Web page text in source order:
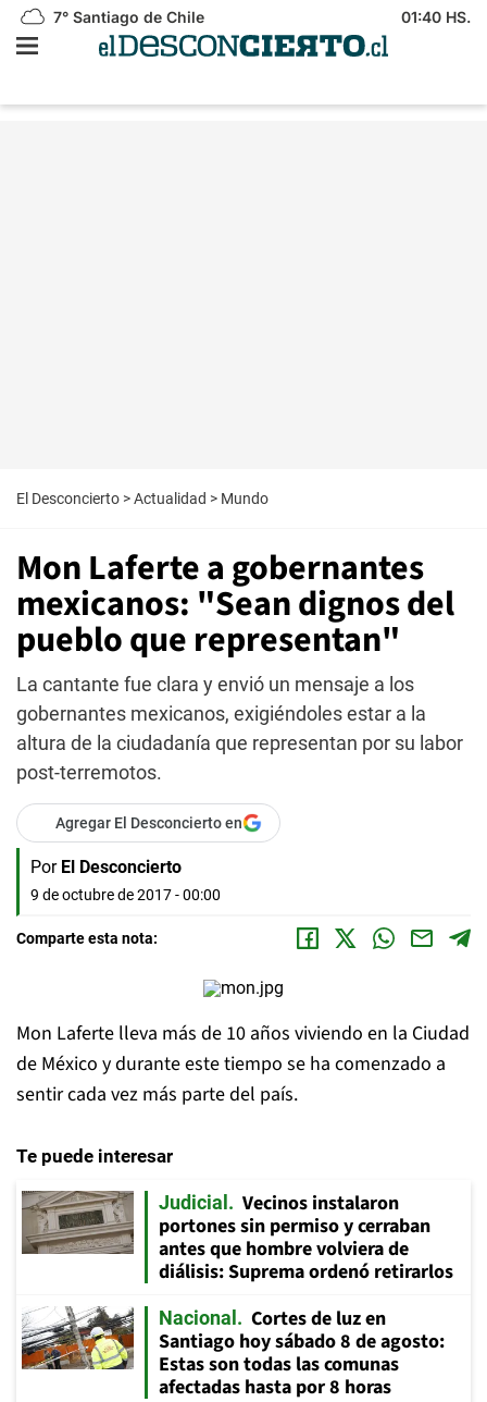
7° Santiago de Chile 01:40 HS.
El Desconcierto >Actualidad > Mundo
Mon Laferte a gobernantes
mexicanos: "Sean dignos del
pueblo que representan"
La cantante fue clara y envió un mensaje a los
gobernantes mexicanos, exigiéndoles estar a la
altura de la ciudadanía que representan por su labor
post-terremotos.
Agregar El Desconcierto en
Por El Desconcierto
9 de octubre de 2017 - 00:00
Comparte esta nota:
Mon Laferte lleva más de 10 años viviendo en la Ciudad
de México y durante este tiempo se ha comenzado a
sentir cada vez más parte del país.
Te puede interesar
Judicial
Vecinos instalaron
portones sin permiso y cerraban
antes que hombre volviera de
diálisis: Suprema ordenó retirarlos
Nacional
Cortes de luz en
Santiago hoy sábado 8 de agosto:
Estas son todas las comunas
afectadas hasta por 8 horas